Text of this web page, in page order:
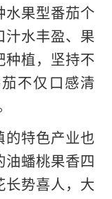
果型番茄个
水丰盈、果
种植，坚持不
不仅口感清
的特色产业也
蟠桃果香四
势喜人，大